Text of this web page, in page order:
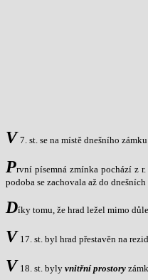
V 7. st. se na místě dnešního
První písemná zmínka pochází z
podoba se zachovala až do
Díky tomu, že hrad ležel mimo
V 17. st. byl hrad přestavěn na
V 18. st. byly vnitřní prostory